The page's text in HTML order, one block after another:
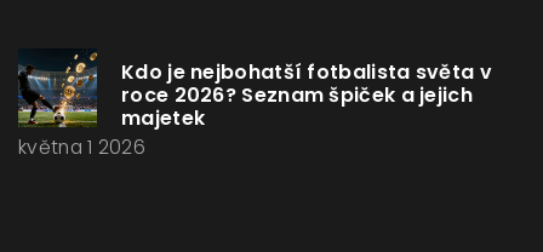
Kdo je nejbohatší fotbalista světa v
roce 2026? Seznam špiček a jejich
majetek
května 1 2026